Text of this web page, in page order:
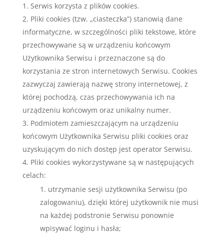
Serwis korzysta z plików cookies.
Pliki cookies (tzw. „ciasteczka”) stanowią dane
informatyczne, w szczególności pliki tekstowe, które
przechowywane są w urządzeniu końcowym
Użytkownika Serwisu i przeznaczone są do
korzystania ze stron internetowych Serwisu. Cookies
zazwyczaj zawierają nazwę strony internetowej, z
której pochodzą, czas przechowywania ich na
urządzeniu końcowym oraz unikalny numer.
Podmiotem zamieszczającym na urządzeniu
końcowym Użytkownika Serwisu pliki cookies oraz
uzyskującym do nich dostęp jest operator Serwisu.
Pliki cookies wykorzystywane są w następujących
celach:
utrzymanie sesji użytkownika Serwisu (po
zalogowaniu), dzięki której użytkownik nie musi
na każdej podstronie Serwisu ponownie
wpisywać loginu i hasła;